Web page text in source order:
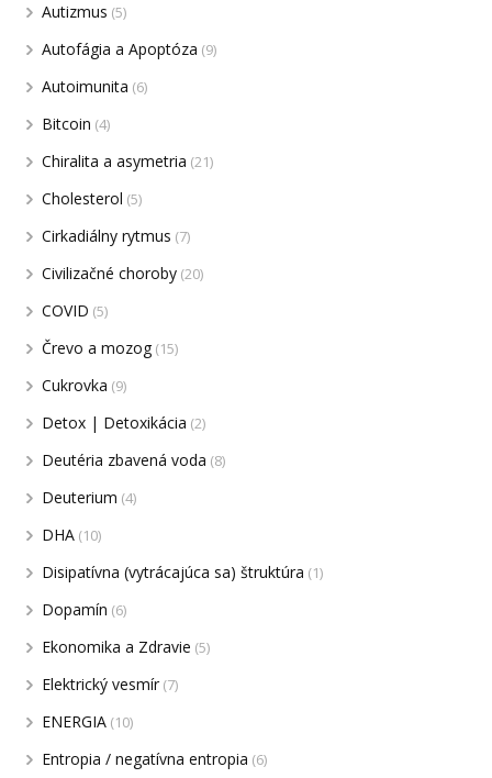
Autizmus (5)
Autofágia a Apoptóza (9)
Autoimunita (6)
Bitcoin (4)
Chiralita a asymetria (21)
Cholesterol (5)
Cirkadiálny rytmus (7)
Civilizačné choroby (20)
COVID (5)
Črevo a mozog (15)
Cukrovka (9)
Detox | Detoxikácia (2)
Deutéria zbavená voda (8)
Deuterium (4)
DHA (10)
Disipatívna (vytrácajúca sa) štruktúra (1)
Dopamín (6)
Ekonomika a Zdravie (5)
Elektrický vesmír (7)
ENERGIA (10)
Entropia / negatívna entropia (6)